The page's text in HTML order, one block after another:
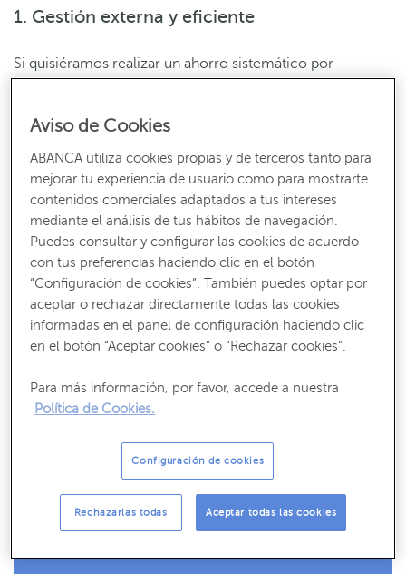
1. Gestión externa y eficiente
Si quisiéramos realizar un ahorro sistemático por
encargue de realizar una aportación periódica
que la mantengamos y no decaer
Y dejas el dinero en manos de profesionales. ¿Te imaginas
acudir a los mercados financieros solo con tu aportación?
Agrupar la suma de muchos esfuerzos individuales te
permite obtener mejores rendimientos. Y si, además, la
gestión la realiza quien está acostumbrado a hacerlo, el
resultado será más favorable.
Pero recuerda,rentabilidades pasadas nunca jamás
Recibe nuestros contenidos más útiles
Aviso de Cookies
ABANCA utiliza cookies propias y de terceros tanto para
mejorar tu experiencia de usuario como para mostrarte
contenidos comerciales adaptados a tus intereses
mediante el análisis de tus hábitos de navegación.
Puedes consultar y configurar las cookies de acuerdo
con tus preferencias haciendo clic en el botón
“Configuración de cookies”. También puedes optar por
aceptar o rechazar directamente todas las cookies
informadas en el panel de configuración haciendo clic
en el botón “Aceptar cookies” o “Rechazar cookies”.
Para más información, por favor, accede a nuestra
Política de Cookies.
Configuración de cookies
Rechazarlas todas Aceptar todas las cookies